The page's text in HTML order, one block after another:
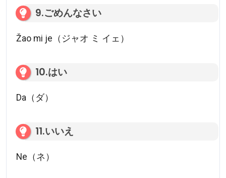
9.ごめんなさい
Žao mi je（ジャオ ミ イェ）
10.はい
Da（ダ）
11.いいえ
Ne（ネ）